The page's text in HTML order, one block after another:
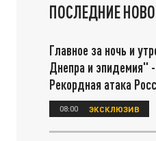
ПОСЛЕДНИЕ
Главное за ночь и
Днепра и эпидемия"
Рекордная атака
08:00 ЭКСКЛЮЗИВ